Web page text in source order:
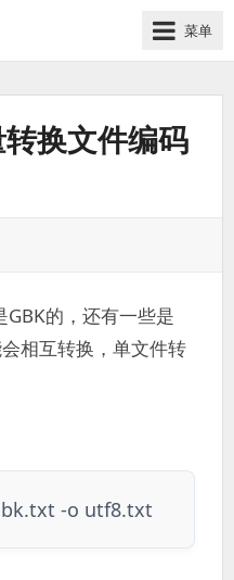
菜单
换文件编码
的，还有一些是
相互转换，单文件转
-o utf8.txt